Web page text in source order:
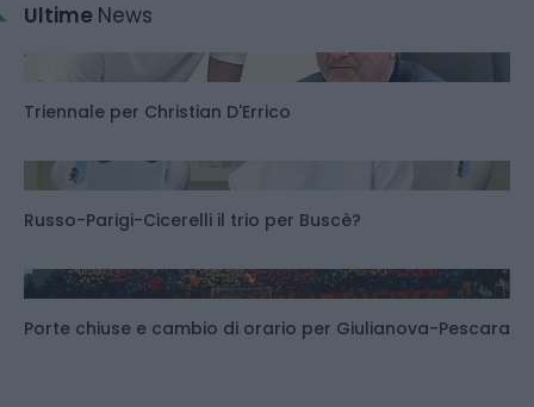
Ultime News
Triennale per Christian D'Errico
Russo-Parigi-Cicerelli il trio per Buscè?
Porte chiuse e cambio di orario per Giulianova-Pescara